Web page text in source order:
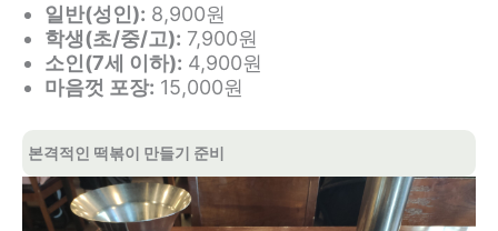
일반(성인): 8,900원
학생(초/중/고): 7,900원
소인(7세 이하): 4,900원
마음껏 포장: 15,000원
본격적인 떡볶이 만들기 준비